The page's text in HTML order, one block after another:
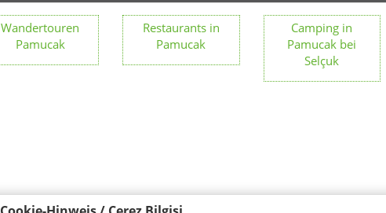
Wandertouren
Pamucak
Restaurants in
Pamucak
Camping in
Pamucak bei
Selçuk